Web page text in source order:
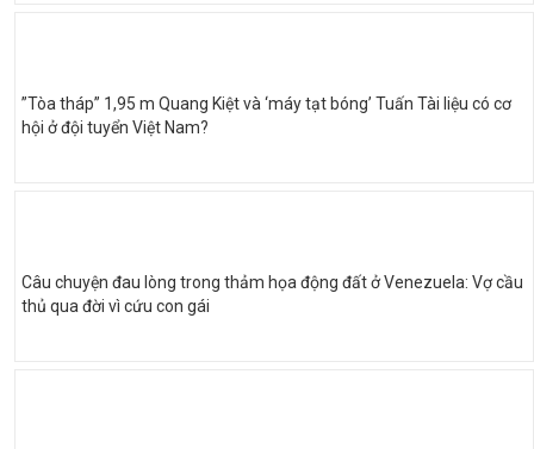
”Tòa tháp” 1,95 m Quang Kiệt và ‘máy tạt bóng’ Tuấn Tài liệu có cơ
hội ở đội tuyển Việt Nam?
Câu chuyện đau lòng trong thảm họa động đất ở Venezuela: Vợ cầu
thủ qua đời vì cứu con gái